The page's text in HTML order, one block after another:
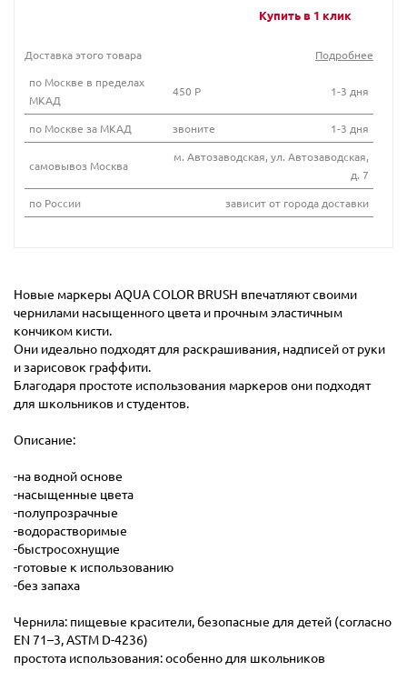
Купить в 1 клик
Доставка этого товара
Подробнее
по Москве в пределах
МКАД
450 Р 1-3 дня
по Москве за МКАД звоните 1-3 дня
самовывоз Москва
м. Автозаводская, ул. Автозаводская,
д. 7
по России
зависит от города доставки
Новые маркеры AQUA COLOR BRUSH впечатляют своими
чернилами насыщенного цвета и прочным эластичным
кончиком кисти.
Они идеально подходят для раскрашивания, надписей от руки
и зарисовок граффити.
Благодаря простоте использования маркеров они подходят
для школьников и студентов.
Описание:
-на водной основе
-насыщенные цвета
-полупрозрачные
-водорастворимые
-быстросохнущие
-готовые к использованию
-без запаха
Чернила: пищевые красители, безопасные для детей (согласно
EN 71–3, ASTM D-4236)
простота использования: особенно для школьников